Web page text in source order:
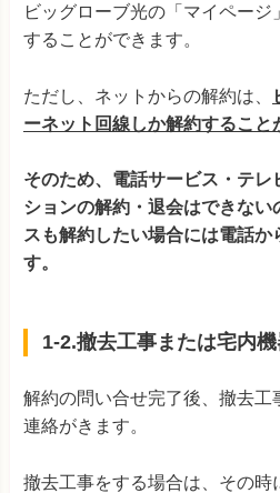
ビッグローブ光の「マイペー
することができます。
ただし、ネットからの解約は、
ーネット回線しか解約すること
そのため、電話サービス・テ
ションの解約・退会はできな
スも解約したい場合には電話か
す。
1-2.撤去工事または宅内
解約の問い合せ完了後、撤去工
連絡がきます。
撤去工事をする場合は、その時